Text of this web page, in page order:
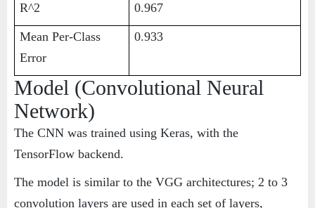
R^2 0.967
Mean Per-Class
Error
0.933
Model (Convolutional Neural
Network)
The CNN was trained using Keras, with the
TensorFlow backend.
The model is similar to the VGG architectures; 2 to 3
convolution layers are used in each set of layers,